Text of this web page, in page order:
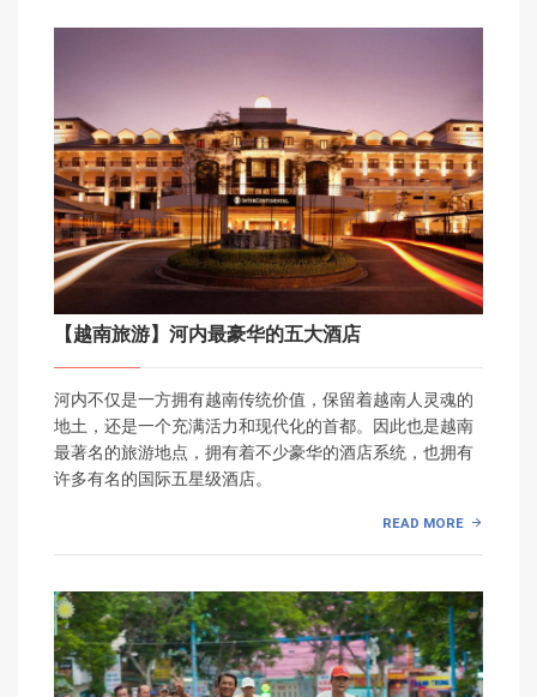
【越南旅游】河内最豪华的五大酒店
河内不仅是一方拥有越南传统价值，保留着越南人灵魂的
地土，还是一个充满活力和现代化的首都。因此也是越南
最著名的旅游地点，拥有着不少豪华的酒店系统，也拥有
许多有名的国际五星级酒店。
READ MORE